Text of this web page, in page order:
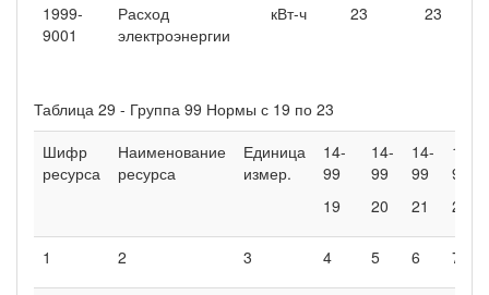
1999-
9001
Расход
электроэнергии
кВт-ч 23 23
Таблица 29 - Группа 99 Нормы с 19 по 23
Шифр
ресурса
Наименование
ресурса
Единица
измер.
14-
99
19
14-
99
20
14-
99
21
14-
99
22
1 2 3 4 5 6 7